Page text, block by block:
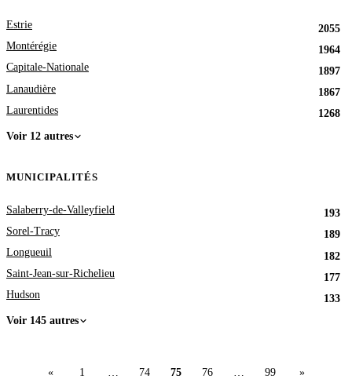
Estrie
2055
Montérégie
1964
Capitale-Nationale
1897
Lanaudière
1867
Laurentides
1268
Voir 12 autres
MUNICIPALITÉS
Salaberry-de-Valleyfield
193
Sorel-Tracy
189
Longueuil
182
Saint-Jean-sur-Richelieu
177
Hudson
133
Voir 145 autres
« 1 74 75 76 99 »